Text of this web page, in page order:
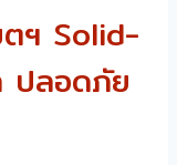
ฯ Solid-
ปลอดภัย